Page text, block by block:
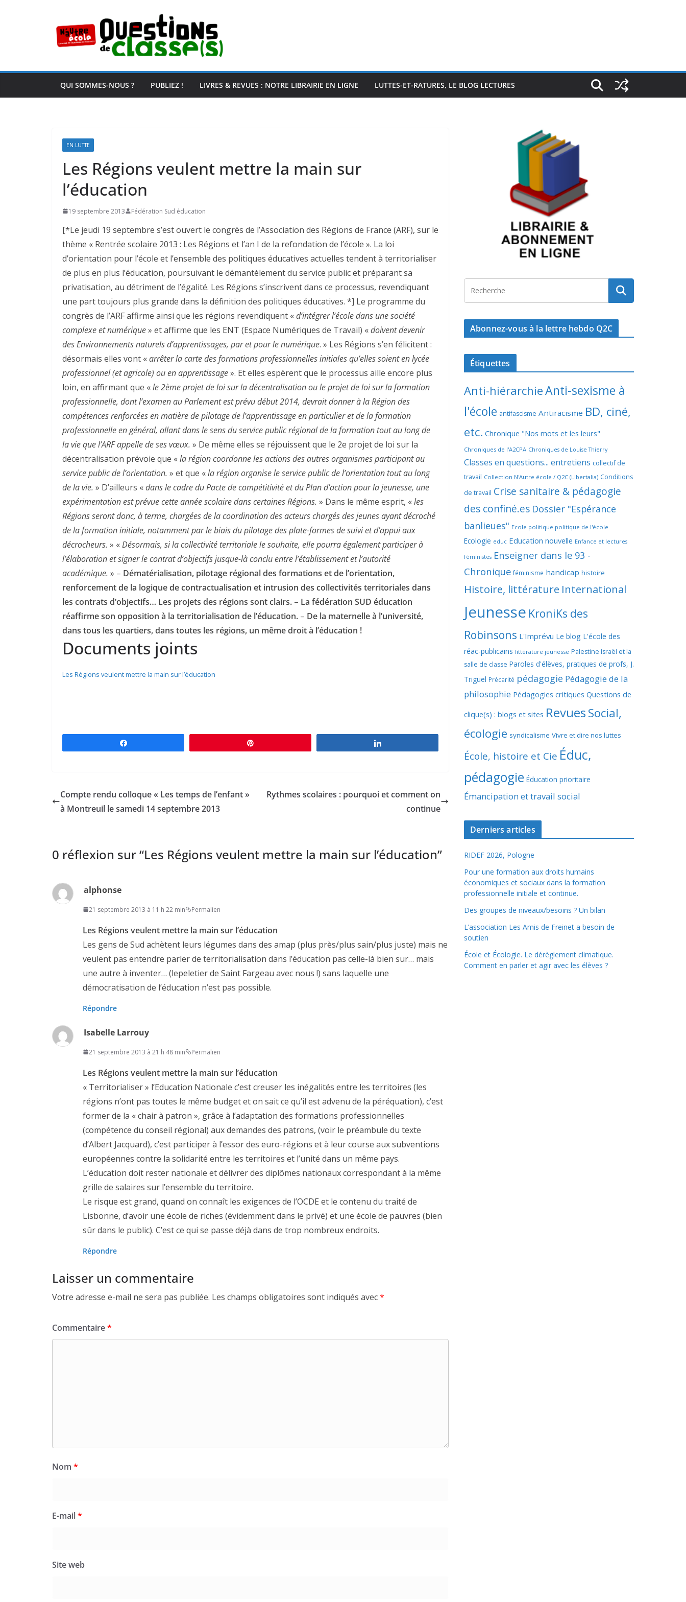
QUI SOMMES-NOUS ? PUBLIEZ ! LIVRES & REVUES : NOTRE LIBRAIRIE EN LIGNE LUTTES-ET-RATURES, LE BLOG LECTURES
EN LUTTE
Les Régions veulent mettre la main sur
l’éducation
19 septembre 2013 Fédération Sud éducation
[*Le jeudi 19 septembre s’est ouvert le congrès de l’Association des Régions de France (ARF), sur le
thème « Rentrée scolaire 2013 : Les Régions et l’an I de la refondation de l’école ». La loi
d’orientation pour l’école et l’ensemble des politiques éducatives actuelles tendent à territorialiser
de plus en plus l’éducation, poursuivant le démantèlement du service public et préparant sa
privatisation, au détriment de l’égalité. Les Régions s’inscrivent dans ce processus, revendiquant
une part toujours plus grande dans la définition des politiques éducatives. *] Le programme du
congrès de l’ARF affirme ainsi que les régions revendiquent «d’intégrer l’école dans une société
complexe et numérique» et affirme que les ENT (Espace Numériques de Travail) «doivent devenir
des Environnements naturels d’apprentissages, par et pour le numérique. » Les Régions s’en félicitent :
désormais elles vont «arrêter la carte des formations professionnelles initiales qu’elles soient en lycée
professionnel (et agricole) ou en apprentissage». Et elles espèrent que le processus aille encore plus
loin, en affirmant que «le 2ème projet de loi sur la décentralisation ou le projet de loi sur la formation
professionnelle, dont l’examen au Parlement est prévu début 2014, devrait donner à la Région des
compétences renforcées en matière de pilotage de l’apprentissage en particulier et de la formation
professionnelle en général, allant dans le sens du service public régional de la formation tout au long de
la vie que l’ARF appelle de ses vœux. » De même elles se réjouissent que le 2e projet de loi sur la
décentralisation prévoie que «la région coordonne les actions des autres organismes participant au
service public de l’orientation. » et que «la région organise le service public de l’orientation tout au long
de la vie. » D’ailleurs «dans le cadre du Pacte de compétitivité et du Plan d’action pour la jeunesse, une
expérimentation est prévue cette année scolaire dans certaines Régions. » Dans le même esprit, «les
Régions seront donc, à terme, chargées de la coordination des acteurs chargés des jeunes ayant décroché
de la formation initiale, notamment par le biais du pilotage des plate-formes de suivi et d’appui aux
décrocheurs. » «Désormais, si la collectivité territoriale le souhaite, elle pourra également participer à
l’élaboration et signer le contrat d’objectifs jusque-là conclu entre l’établissement et l’autorité
académique. » – Dématérialisation, pilotage régional des formations et de l’orientation,
renforcement de la logique de contractualisation et intrusion des collectivités territoriales dans
les contrats d’objectifs… Les projets des régions sont clairs. – La fédération SUD éducation
réaffirme son opposition à la territorialisation de l’éducation. – De la maternelle à l’université,
dans tous les quartiers, dans toutes les régions, un même droit à l’éducation !
Documents joints
Les Régions veulent mettre la main sur l’éducation
Compte rendu colloque « Les temps de l’enfant »
à Montreuil le samedi 14 septembre 2013
Rythmes scolaires : pourquoi et comment on
continue
0 réflexion sur “Les Régions veulent mettre la main sur l’éducation”
alphonse
21 septembre 2013 à 11 h 22 min Permalien
Les Régions veulent mettre la main sur l’éducation
Les gens de Sud achètent leurs légumes dans des amap (plus près/plus sain/plus juste) mais ne
veulent pas entendre parler de territorialisation dans l’éducation pas celle-là bien sur… mais
une autre à inventer… (lepeletier de Saint Fargeau avec nous !) sans laquelle une
démocratisation de l’éducation n’est pas possible.
Répondre
Isabelle Larrouy
21 septembre 2013 à 21 h 48 min Permalien
Les Régions veulent mettre la main sur l’éducation
« Territorialiser » l’Education Nationale c’est creuser les inégalités entre les territoires (les
régions n’ont pas toutes le même budget et on sait ce qu’il est advenu de la péréquation), c’est
former de la « chair à patron », grâce à l’adaptation des formations professionnelles
(compétence du conseil régional) aux demandes des patrons, (voir le préambule du texte
d’Albert Jacquard), c’est participer à l’essor des euro-régions et à leur course aux subventions
européennes contre la solidarité entre les territoires et l’unité dans un même pays.
L’éducation doit rester nationale et délivrer des diplômes nationaux correspondant à la même
grille de salaires sur l’ensemble du territoire.
Le risque est grand, quand on connaît les exigences de l’OCDE et le contenu du traité de
Lisbonne, d’avoir une école de riches (évidemment dans le privé) et une école de pauvres (bien
sûr dans le public). C’est ce qui se passe déjà dans de trop nombreux endroits.
Répondre
Laisser un commentaire
Votre adresse e-mail ne sera pas publiée. Les champs obligatoires sont indiqués avec*
Commentaire*
Nom *
E-mail*
Site web
Abonnez-vous à la lettre hebdo Q2C
Étiquettes
Anti-hiérarchieAnti-sexisme à
l'école antifascisme Antiracisme BD, ciné,
etc. Chronique "Nos mots et les leurs"
Chroniques de l'A2CPA Chroniques de Louise Thierry
Classes en questions... entretiens collectif de
travail Collection N'Autre école / Q2C (Libertalia) Conditions
de travail Crise sanitaire & pédagogie
des confiné.es Dossier "Espérance
banlieues" Ecole politique politique de l'école
Ecologie educ Education nouvelle Enfance et lectures
féministes Enseigner dans le 93 -
Chronique féminisme handicap histoire
Histoire, littérature International
Jeunesse KroniKs des
Robinsons L'Imprévu Le blog L'école des
réac-publicains littérature jeunesse Palestine Israël et la
salle de classe Paroles d'élèves, pratiques de profs, J.
Triguel Précarité pédagogie Pédagogie de la
philosophie Pédagogies critiques Questions de
clique(s) : blogs et sites RevuesSocial,
écologie syndicalisme Vivre et dire nos luttes
École, histoire et Cie Éduc,
pédagogie Éducation prioritaire
Émancipation et travail social
Derniers articles
RIDEF 2026, Pologne
Pour une formation aux droits humains
économiques et sociaux dans la formation
professionnelle initiale et continue.
Des groupes de niveaux/besoins ? Un bilan
L’association Les Amis de Freinet a besoin de
soutien
École et Écologie. Le dérèglement climatique.
Comment en parler et agir avec les élèves ?